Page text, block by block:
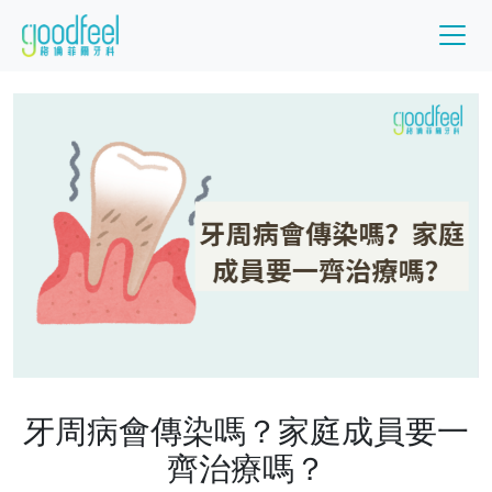
牙周病會傳染嗎？家庭成員要一
齊治療嗎？